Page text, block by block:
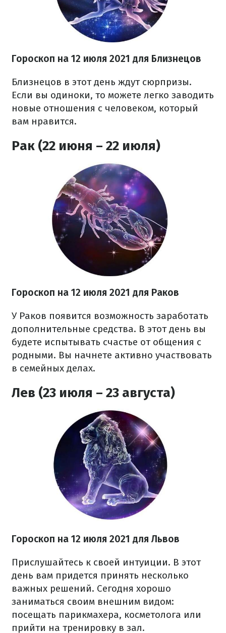
Гороскоп на 12 июля 2021 для Близнецов
Близнецов в этот день ждут сюрпризы.
Если вы одиноки, то можете легко заводить
новые отношения с человеком, который
вам нравится.
Рак (22 июня – 22 июля)
Гороскоп на 12 июля 2021 для Раков
У Раков появится возможность заработать
дополнительные средства. В этот день вы
будете испытывать счастье от общения с
родными. Вы начнете активно участвовать
в семейных делах.
Лев (23 июля – 23 августа)
Гороскоп на 12 июля 2021 для Львов
Прислушайтесь к своей интуиции. В этот
день вам придется принять несколько
важных решений. Сегодня хорошо
заниматься своим внешним видом:
посещать парикмахера, косметолога или
прийти на тренировку в зал.